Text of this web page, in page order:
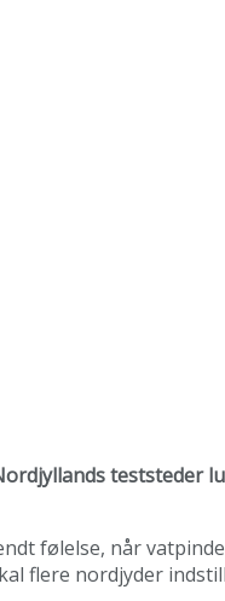
teststeder
følelse, når
flere nordjyder